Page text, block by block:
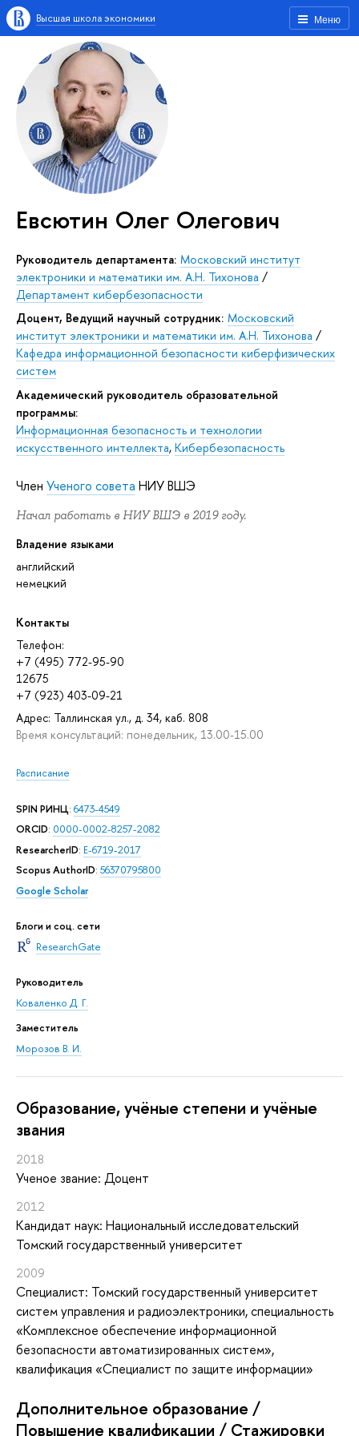
Меню
Высшая школа экономики
Евсютин Олег Олегович
Руководитель департамента: Московский институт
электроники и математики им. А.Н. Тихонова /
Департамент кибербезопасности
Доцент, Ведущий научный сотрудник: Московский
институт электроники и математики им. А.Н. Тихонова /
Кафедра информационной безопасности киберфизических
систем
Академический руководитель образовательной
программы:
Информационная безопасность и технологии
искусственного интеллекта, Кибербезопасность
Член Ученого совета НИУ ВШЭ
Начал работать в НИУ ВШЭ в 2019 году.
Владение языками
английский
немецкий
Контакты
Телефон:
+7 (495) 772-95-90
12675
+7 (923) 403-09-21
Адрес: Таллинская ул., д. 34, каб. 808
Время консультаций: понедельник, 13.00-15.00
Расписание
SPIN РИНЦ: 6473-4549
ORCID: 0000-0002-8257-2082
ResearcherID: E-6719-2017
Scopus AuthorID: 56370795800
Google Scholar
Блоги и соц. сети
ResearchGate
Руководитель
Коваленко Д. Г.
Заместитель
Морозов В. И.
Oбразование, учёные степени и учёные
звания
2018
Ученое звание: Доцент
2012
Кандидат наук: Национальный исследовательский
Томский государственный университет
2009
Специалист: Томский государственный университет
систем управления и радиоэлектроники, специальность
«Комплексное обеспечение информационной
безопасности автоматизированных систем»,
квалификация «Специалист по защите информации»
Дополнительное образование /
Повышение квалификации / Стажировки